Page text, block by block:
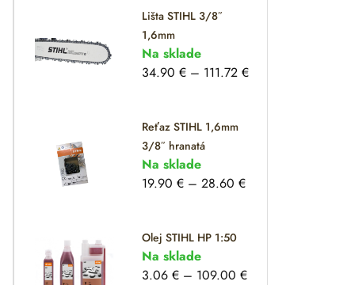
Lišta STIHL 3/8″
1,6mm
Na sklade
34.90€ – 111.72€
Reťaz STIHL 1,6mm
3/8″ hranatá
Na sklade
19.90€ – 28.60€
Olej STIHL HP 1:50
Na sklade
3.06€ – 109.00€